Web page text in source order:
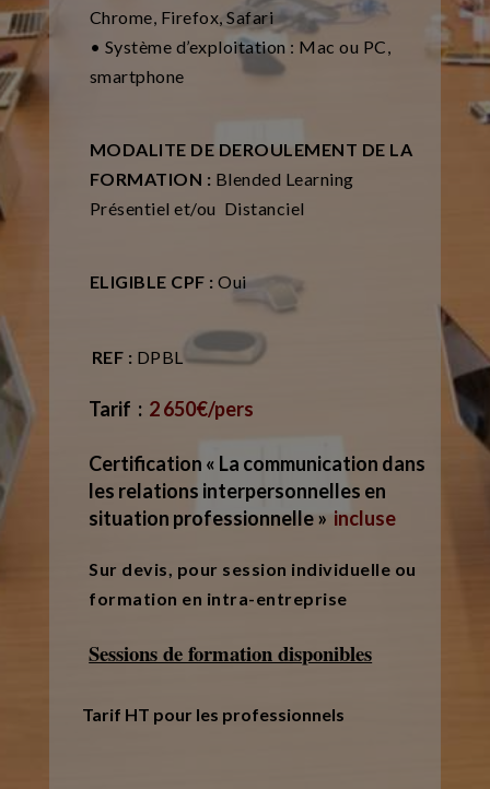
Chrome, Firefox, Safari
• Système d’exploitation : Mac ou PC,
smartphone
MODALITE DE DEROULEMENT DE LA
FORMATION : Blended Learning
Présentiel et/ou Distanciel
ELIGIBLE CPF :Oui
REF : DPBL
Tarif : 2 650€/pers
Certification « La communication dans
les relations interpersonnelles en
situation professionnelle » incluse
Sur devis, pour session individuelle ou
formation en intra-entreprise
Sessions de formation disponibles
Tarif HT pour les professionnels